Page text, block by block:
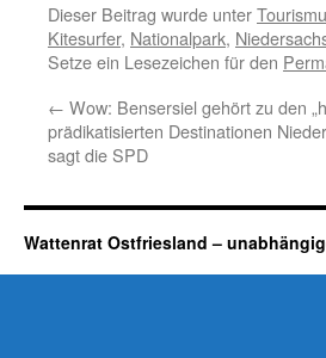
Dieser Beitrag wurde unter
Kitesurfer, Nationalpark,
Setze ein Lesezeichen für den
← Wow: Bensersiel gehört zu den
prädikatisierten Destinationen
sagt die SPD
Wattenrat Ostfriesland –